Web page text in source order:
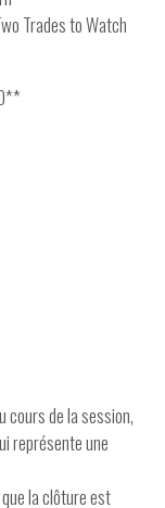
Trades to Watch
cours de la session,
représente une
la clôture est